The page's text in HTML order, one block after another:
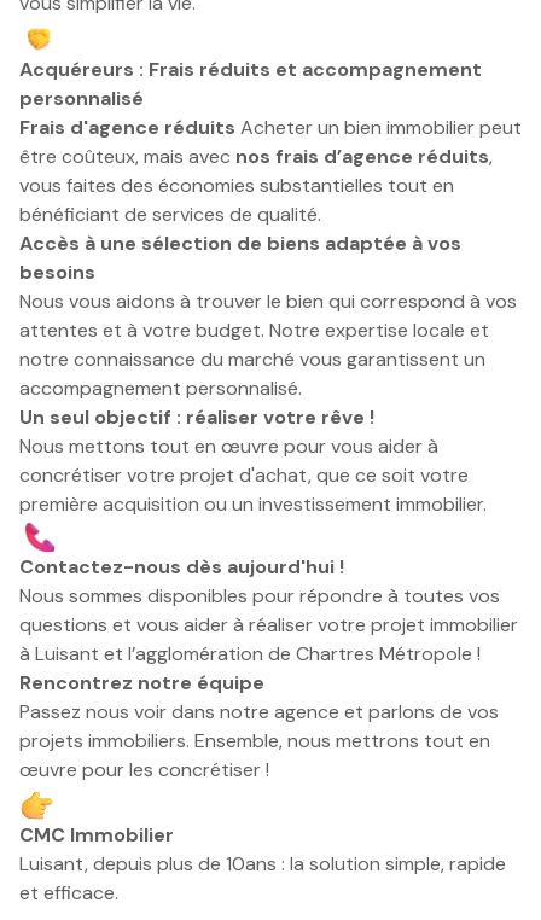
Acquéreurs : Frais réduits et accompagnement
personnalisé
Frais d'agence réduits Acheter un bien immobilier peut
être coûteux, mais avec nos frais d’agence réduits,
vous faites des économies substantielles tout en
bénéficiant de services de qualité.
Accès à une sélection de biens adaptée à vos
besoins
Nous vous aidons à trouver le bien qui correspond à vos
attentes et à votre budget. Notre expertise locale et
notre connaissance du marché vous garantissent un
accompagnement personnalisé.
Un seul objectif : réaliser votre rêve !
Nous mettons tout en œuvre pour vous aider à
concrétiser votre projet d'achat, que ce soit votre
première acquisition ou un investissement immobilier.
Contactez-nous dès aujourd'hui !
Nous sommes disponibles pour répondre à toutes vos
questions et vous aider à réaliser votre projet immobilier
à Luisant et l’agglomération de Chartres Métropole !
Rencontrez notre équipe
Passez nous voir dans notre agence et parlons de vos
projets immobiliers. Ensemble, nous mettrons tout en
œuvre pour les concrétiser !
CMC Immobilier
Luisant, depuis plus de 10ans : la solution simple, rapide
et efficace.